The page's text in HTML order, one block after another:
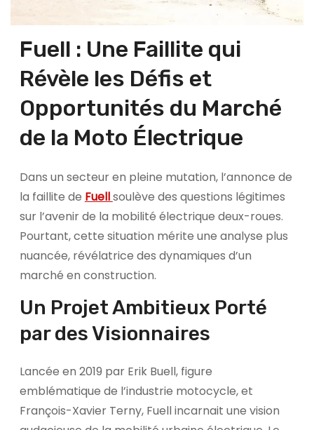
Fuell : Une Faillite qui
Révèle les Défis et
Opportunités du Marché
de la Moto Électrique
Dans un secteur en pleine mutation, l’annonce de
la faillite de Fuellsoulève des questions légitimes
sur l’avenir de la mobilité électrique deux-roues.
Pourtant, cette situation mérite une analyse plus
nuancée, révélatrice des dynamiques d’un
marché en construction.
Un Projet Ambitieux Porté
par des Visionnaires
Lancée en 2019 par Erik Buell, figure
emblématique de l’industrie motocycle, et
François-Xavier Terny, Fuell incarnait une vision